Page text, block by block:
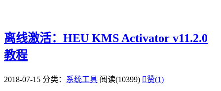
离线激活：HEU KMS Activator v11.2.0
教程
2018-07-15 分类： 系统工具 阅读(10399) 赞(1)